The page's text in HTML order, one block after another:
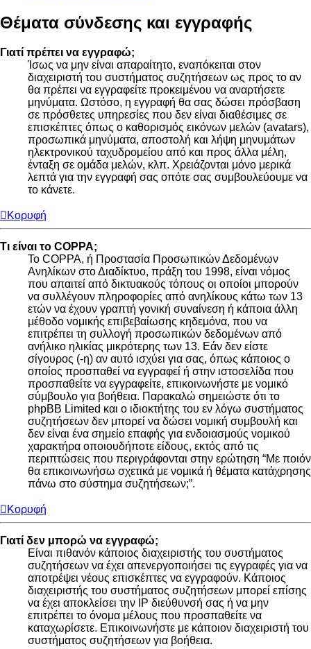
Θέματα σύνδεσης και εγγραφής
Γιατί πρέπει να εγγραφώ;
Ίσως να μην είναι απαραίτητο, εναπόκειται στον
διαχειριστή του συστήματος συζητήσεων ως προς το αν
θα πρέπει να εγγραφείτε προκειμένου να αναρτήσετε
μηνύματα. Ωστόσο, η εγγραφή θα σας δώσει πρόσβαση
σε πρόσθετες υπηρεσίες που δεν είναι διαθέσιμες σε
επισκέπτες όπως ο καθορισμός εικόνων μελών (avatars),
προσωπικά μηνύματα, αποστολή και λήψη μηνυμάτων
ηλεκτρονικού ταχυδρομείου από και προς άλλα μέλη,
ένταξη σε ομάδα μελών, κλπ. Χρειάζονται μόνο μερικά
λεπτά για την εγγραφή σας οπότε σας συμβουλεύουμε να
το κάνετε.
Κορυφή
Τι είναι το COPPA;
Το COPPA, ή Προστασία Προσωπικών Δεδομένων
Ανηλίκων στο Διαδίκτυο, πράξη του 1998, είναι νόμος
που απαιτεί από δικτυακούς τόπους οι οποίοι μπορούν
να συλλέγουν πληροφορίες από ανηλίκους κάτω των 13
ετών να έχουν γραπτή γονική συναίνεση ή κάποια άλλη
μέθοδο νομικής επιβεβαίωσης κηδεμόνα, που να
επιτρέπει τη συλλογή προσωπικών δεδομένων από
ανήλικο ηλικίας μικρότερης των 13. Εάν δεν είστε
σίγουρος (-η) αν αυτό ισχύει για σας, όπως κάποιος ο
οποίος προσπαθεί να εγγραφεί ή στην ιστοσελίδα που
προσπαθείτε να εγγραφείτε, επικοινωνήστε με νομικό
σύμβουλο για βοήθεια. Παρακαλώ σημειώστε ότι το
phpBB Limited και ο ιδιοκτήτης του εν λόγω συστήματος
συζητήσεων δεν μπορεί να δώσει νομική συμβουλή και
δεν είναι ένα σημείο επαφής για ενδοιασμούς νομικού
χαρακτήρα οποιουδήποτε είδους, εκτός από τις
περιπτώσεις που περιγράφονται στην ερώτηση “Με ποιόν
θα επικοινωνήσω σχετικά με νομικά ή θέματα κατάχρησης
πάνω στο σύστημα συζητήσεων;”.
Κορυφή
Γιατί δεν μπορώ να εγγραφώ;
Είναι πιθανόν κάποιος διαχειριστής του συστήματος
συζητήσεων να έχει απενεργοποιήσει τις εγγραφές για να
αποτρέψει νέους επισκέπτες να εγγραφούν. Κάποιος
διαχειριστής του συστήματος συζητήσεων μπορεί επίσης
να έχει αποκλείσει την IP διεύθυνσή σας ή να μην
επιτρέπει το όνομα μέλους που προσπαθείτε να
καταχωρίσετε. Επικοινωνήστε με κάποιον διαχειριστή του
συστήματος συζητήσεων για βοήθεια.